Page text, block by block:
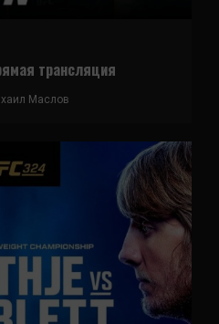
трансляция
Маслов